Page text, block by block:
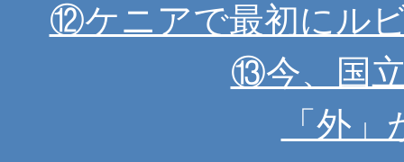
⑫ケニアで最初にル
⑬今、国
「外